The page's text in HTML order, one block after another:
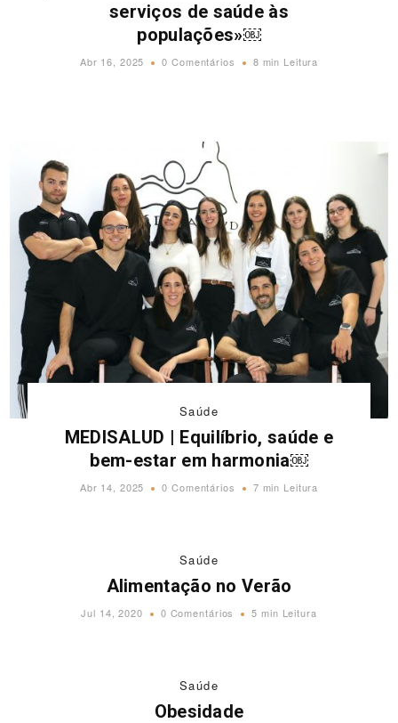
serviços de saúde às
populações»￼
Abr 16, 2025 0 Comentários 8 min Leitura
Saúde
MEDISALUD | Equilíbrio, saúde e
bem-estar em harmonia￼
Abr 14, 2025 0 Comentários 7 min Leitura
Saúde
Alimentação no Verão
Jul 14, 2020 0 Comentários 5 min Leitura
Saúde
Obesidade